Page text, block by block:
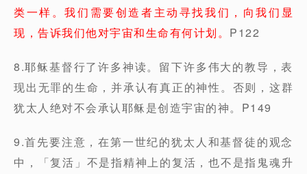
类一样。我们需要创造者主动寻找我们，向我们显
现，告诉我们他对宇宙和生命有何计划。 P122
8.耶稣基督行了许多神读。留下许多伟大的教导，表
现出无罪的生命，并承认有真正的神性。否则，这群
犹太人绝对不会承认耶稣是创造宇宙的神。P149
9.首先要注意，在第一世纪的犹太人和基督徒的观念
中，「复活」不是指精神上的复活，也不是指鬼魂升